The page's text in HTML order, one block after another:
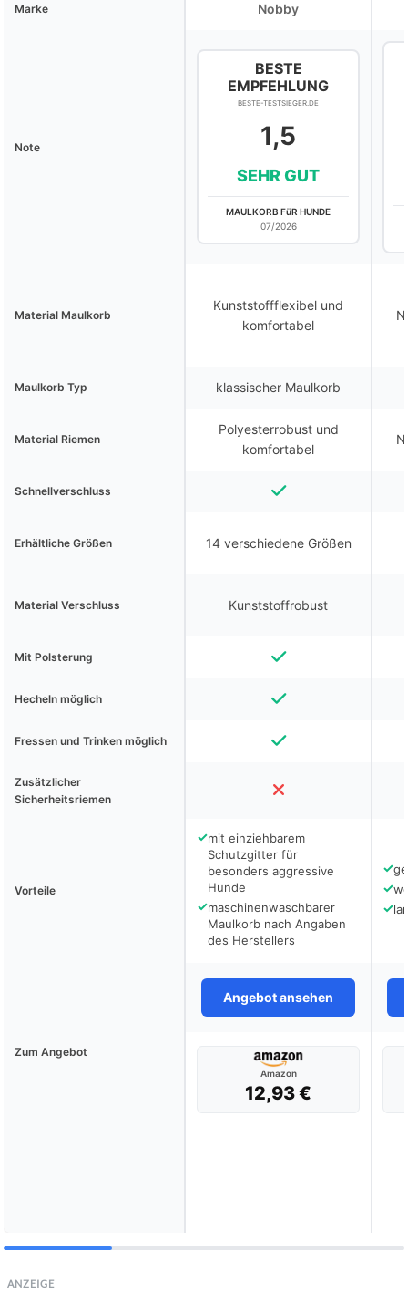
Marke Nobby
Note
BESTE
EMPFEHLUNG
BESTE-TESTSIEGER.DE
1,5
SEHR GUT
MAULKORB FüR HUNDE
07/2026
Material Maulkorb
Kunststoffflexibel und
komfortabel
Maulkorb Typ klassischer Maulkorb
Material Riemen
Polyesterrobust und
komfortabel
Schnellverschluss
Erhältliche Größen 14 verschiedene Größen
Material Verschluss Kunststoffrobust
Mit Polsterung
Hecheln möglich
Fressen und Trinken möglich
Zusätzlicher
Sicherheitsriemen
Vorteile
✓mit einziehbarem
Schutzgitter für
besonders aggressive
Hunde
✓maschinenwaschbarer
Maulkorb nach Angaben
des Herstellers
✓
✓
✓
Angebot ansehen
Zum Angebot
Amazon
12,93 €
ANZEIGE